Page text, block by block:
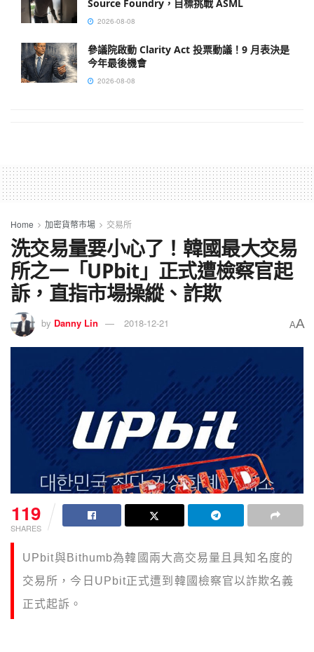
Source Foundry，目標挑戰 ASML
2026-08-08
參議院啟動 Clarity Act 投票動議！9 月表決是
今年最後機會
2026-08-08
Home 加密貨幣市場 交易所
洗交易量要小心了！韓國最大交易
所之一「UPbit」正式遭檢察官起
訴，直指市場操縱、詐欺
by Danny Lin 2018-12-21 AA
119
SHARES
UPbit與Bithumb為韓國兩大高交易量且具知名度的
交易所，今日UPbit正式遭到韓國檢察官以詐欺名義
正式起訴。